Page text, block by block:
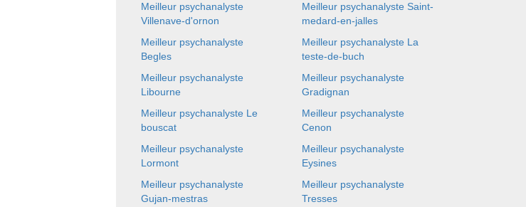
Meilleur psychanalyste
Villenave-d'ornon
Meilleur psychanalyste Saint-
medard-en-jalles
Meilleur psychanalyste
Begles
Meilleur psychanalyste La
teste-de-buch
Meilleur psychanalyste
Libourne
Meilleur psychanalyste
Gradignan
Meilleur psychanalyste Le
bouscat
Meilleur psychanalyste
Cenon
Meilleur psychanalyste
Lormont
Meilleur psychanalyste
Eysines
Meilleur psychanalyste
Gujan-mestras
Meilleur psychanalyste
Tresses